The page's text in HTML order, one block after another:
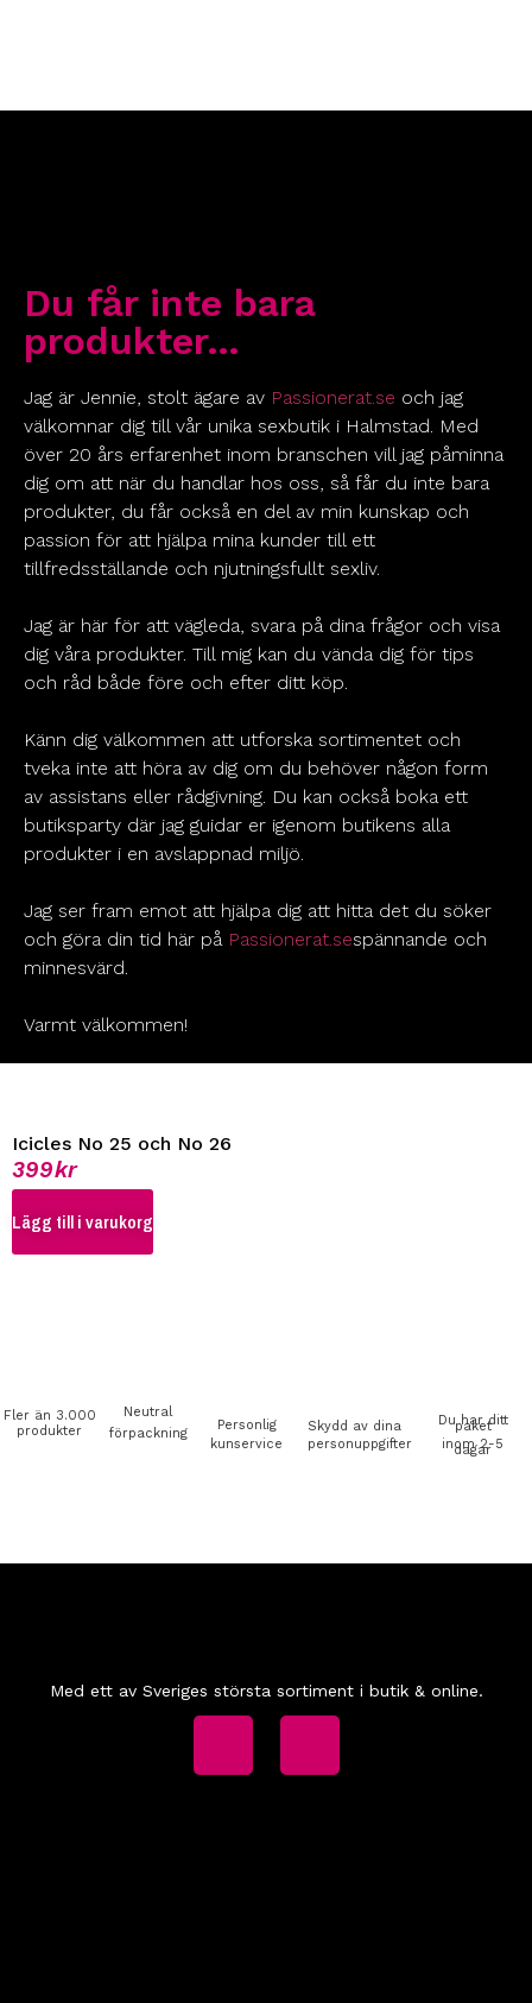
Du får inte bara
produkter…
Jag är Jennie, stolt ägare av Passionerat.se och jag
välkomnar dig till vår unika sexbutik i Halmstad. Med
över 20 års erfarenhet inom branschen vill jag påminna
dig om att när du handlar hos oss, så får du inte bara
produkter, du får också en del av min kunskap och
passion för att hjälpa mina kunder till ett
tillfredsställande och njutningsfullt sexliv.
Jag är här för att vägleda, svara på dina frågor och visa
dig våra produkter. Till mig kan du vända dig för tips
och råd både före och efter ditt köp.
Känn dig välkommen att utforska sortimentet och
tveka inte att höra av dig om du behöver någon form
av assistans eller rådgivning. Du kan också boka ett
butiksparty där jag guidar er igenom butikens alla
produkter i en avslappnad miljö.
Jag ser fram emot att hjälpa dig att hitta det du söker
och göra din tid här på Passionerat.sespännande och
minnesvärd.
Varmt välkommen!
Icicles No 25 och No 26
399kr
Lägg till i varukorg
Fler än 3.000
produkter
Neutral
förpackning
Personlig
kunservice
Skydd av dina
personuppgifter
Du har ditt
paket
inom 2-5
dagar
Med ett av Sveriges största sortiment i butik & online.